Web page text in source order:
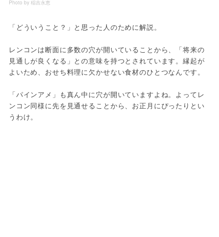
Photo by 稲吉永恵
「どういうこと？」と思った人のために解説。
レンコンは断面に多数の穴が開いていることから、「将来の
見通しが良くなる」との意味を持つとされています。縁起が
よいため、おせち料理に欠かせない食材のひとつなんです。
「パインアメ」も真ん中に穴が開いていますよね。よってレ
ンコン同様に先を見通せることから、お正月にぴったりとい
うわけ。